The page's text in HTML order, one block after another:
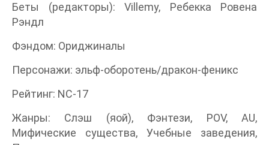
Беты (редакторы): Villemy, Ребекка Ровена
Рэндл
Фэндом: Ориджиналы
Персонажи: эльф-оборотень/дракон-феникс
Рейтинг: NC-17
Жанры: Слэш (яой), Фэнтези, POV, AU,
Мифические существа, Учебные заведения,